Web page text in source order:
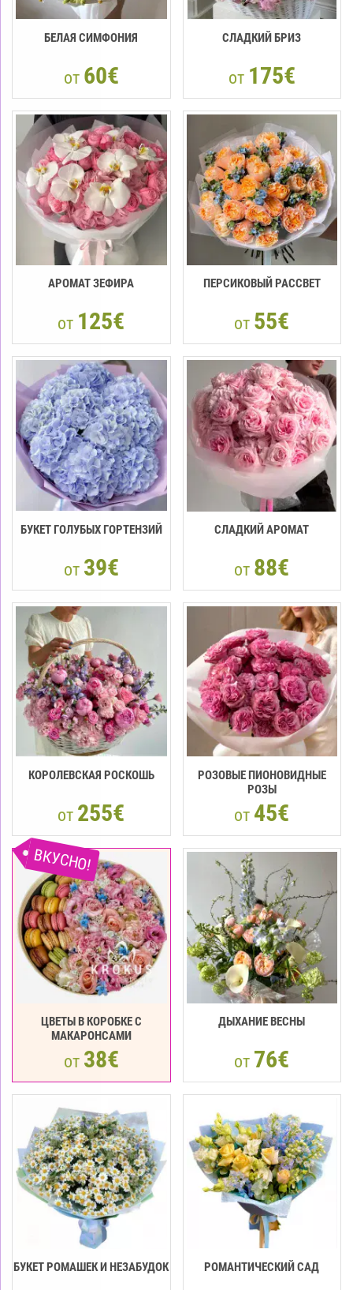
БЕЛАЯ СИМФОНИЯ
от 60€
СЛАДКИЙ БРИЗ
от 175€
АРОМАТ ЗЕФИРА
от 125€
ПЕРСИКОВЫЙ РАССВЕТ
от 55€
БУКЕТ ГОЛУБЫХ ГОРТЕНЗИЙ
от 39€
СЛАДКИЙ АРОМАТ
от 88€
КОРОЛЕВСКАЯ РОСКОШЬ
от 255€
РОЗОВЫЕ ПИОНОВИДНЫЕ
РОЗЫ
от 45€
ВКУСНО!
ЦВЕТЫ В КОРОБКЕ С
МАКАРOНCАМИ
от 38€
ДЫХАНИЕ ВЕСНЫ
от 76€
БУКЕТ РОМАШЕК И НЕЗАБУДОК РОМАНТИЧЕСКИЙ САД